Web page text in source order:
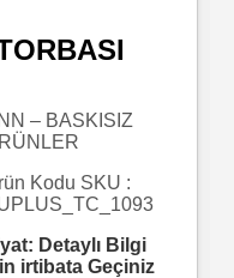
– BASKISIZ
Kodu SKU :
Detaylı Bilgi
irtibata Geçiniz